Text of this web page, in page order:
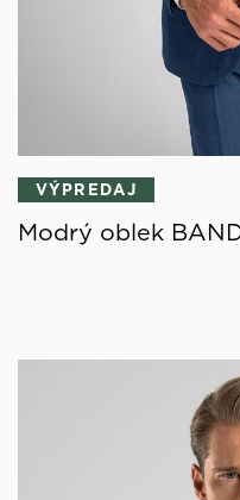
VÝPREDAJ
Modrý oblek